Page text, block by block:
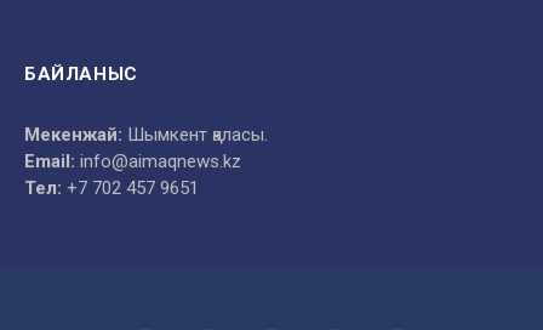
БАЙЛАНЫС
Мекенжай: Шымкент қаласы.
Email: info@aimaqnews.kz
Тел: +7 702 457 9651